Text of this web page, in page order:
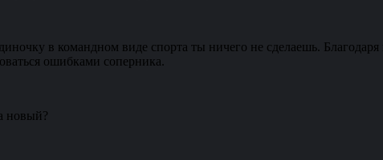
в командном виде спорта ты ничего не сделаешь.
ошибками соперника.
новый?